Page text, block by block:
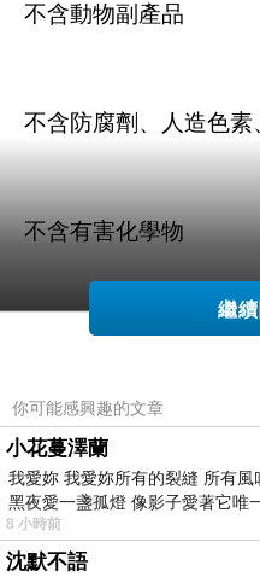
不含動物副產品
不含防腐劑、人造色素
不含有害化學物
不含填充物
商品訊息描述
繼
你可能感興趣的文章
小花蔓澤蘭
我愛妳 我愛妳所有的裂縫 所有
黑夜愛一盞孤燈 像影子愛著它唯
8 小時前
沈默不語